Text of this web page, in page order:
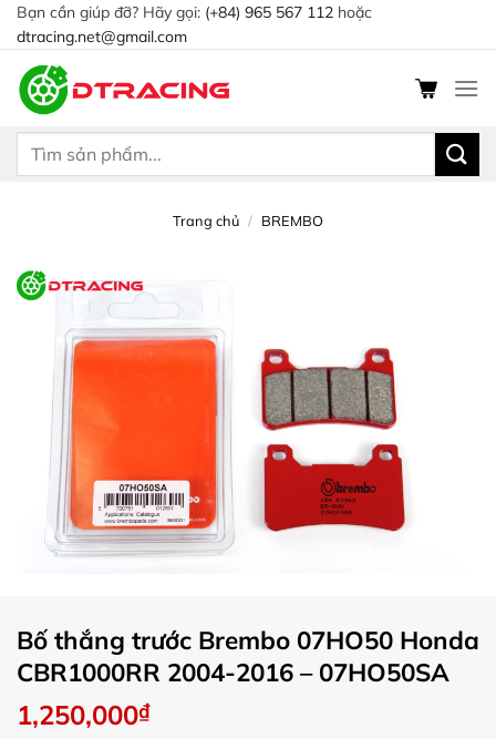
Chuyển
đến
dung
Bạn cần giúp đỡ? Hãy gọi: (+84) 965 567 112 hoặc
dtracing.net@gmail.com
Tìm
Trang chủ / BREMBO
Bố thắng trước Brembo 07HO50 Honda
CBR1000RR 2004-2016 – 07HO50SA
1,250,000₫